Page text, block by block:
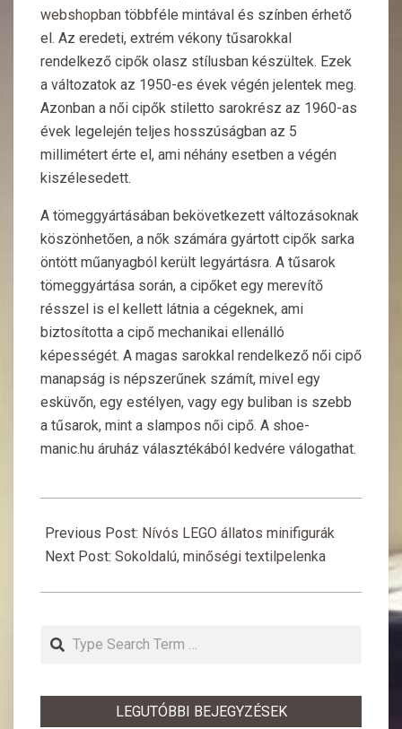
webshopban többféle mintával és színben érhető
el. Az eredeti, extrém vékony tűsarokkal
rendelkező cipők olasz stílusban készültek. Ezek
a változatok az 1950-es évek végén jelentek meg.
Azonban a női cipők stiletto sarokrész az 1960-as
évek legelején teljes hosszúságban az 5
millimétert érte el, ami néhány esetben a végén
kiszélesedett.
A tömeggyártásában bekövetkezett változásoknak
köszönhetően, a nők számára gyártott cipők sarka
öntött műanyagból került legyártásra. A tűsarok
tömeggyártása során, a cipőket egy merevítő
résszel is el kellett látnia a cégeknek, ami
biztosította a cipő mechanikai ellenálló
képességét. A magas sarokkal rendelkező női cipő
manapság is népszerűnek számít, mivel egy
esküvőn, egy estélyen, vagy egy buliban is szebb
a tűsarok, mint a slampos női cipő. A shoe-
manic.hu áruház választékából kedvére válogathat.
04-
13
Previous Post: Nívós LEGO állatos minifigurák
Next Post: Sokoldalú, minőségi textilpelenka
Search
LEGUTÓBBI BEJEGYZÉSEK